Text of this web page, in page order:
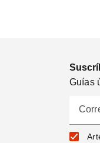
Guías